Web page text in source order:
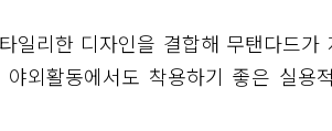
일리한 디자인을 결합해 무탠다드가
외활동에서도 착용하기 좋은 실용